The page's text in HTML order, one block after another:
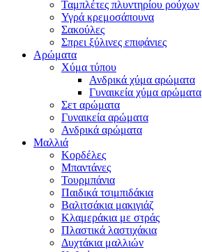
Ταμπλέτες πλυντηρίου ρούχων
Υγρά κρεμοσάπουνα
Σακούλες
Σπρει ξύλινες επιφάνιες
Αρώματα
Χύμα τύπου
Ανδρικά χύμα αρώματα
Γυναικεία χύμα αρώματα
Σετ αρώματα
Γυναικεία αρώματα
Ανδρικά αρώματα
Μαλλιά
Κορδέλες
Μπαντάνες
Τουρμπάνια
Παιδικά τσιμπιδάκια
Βαλιτσάκια μακιγιάζ
Κλαμεράκια με στράς
Πλαστικά λαστιχάκια
Δυχτάκια μαλλιών